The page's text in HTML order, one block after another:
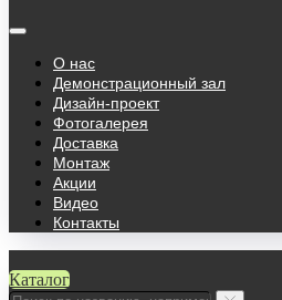
О нас
Демонстрационный зал
Дизайн-проект
Фотогалерея
Доставка
Монтаж
Акции
Видео
Контакты
Каталог